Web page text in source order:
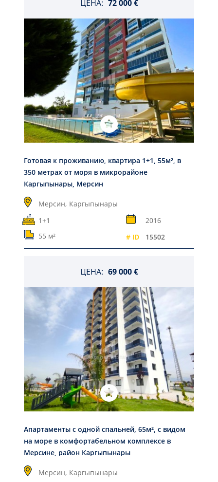
ЦЕНА: 72 000 €
Готовая к проживанию, квартира 1+1, 55м², в
350 метрах от моря в микрорайоне
Каргыпынары, Мерсин
Мерсин, Каргыпынары
1+1
2016
55 м²
# ID 15502
ЦЕНА: 69 000 €
Апартаменты с одной спальней, 65м², с видом
на море в комфортабельном комплексе в
Мерсине, район Каргыпынары
Мерсин, Каргыпынары